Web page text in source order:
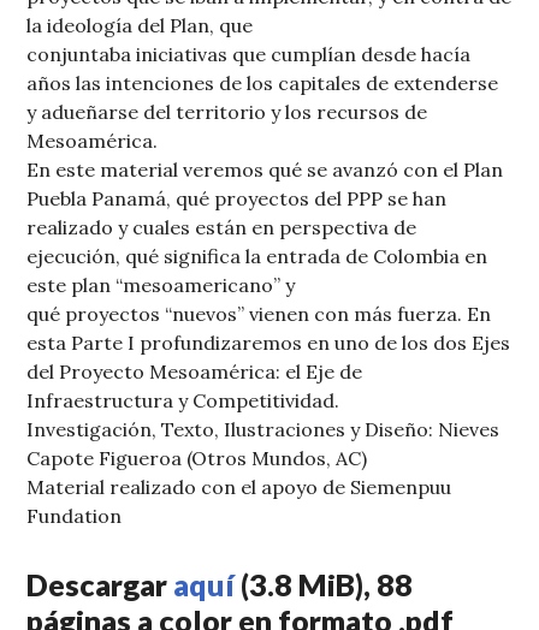
la ideología del Plan, que
conjuntaba iniciativas que cumplían desde hacía
años las intenciones de los capitales de extenderse
y adueñarse del territorio y los recursos de
Mesoamérica.
En este material veremos qué se avanzó con el Plan
Puebla Panamá, qué proyectos del PPP se han
realizado y cuales están en perspectiva de
ejecución, qué significa la entrada de Colombia en
este plan “mesoamericano” y
qué proyectos “nuevos” vienen con más fuerza. En
esta Parte I profundizaremos en uno de los dos Ejes
del Proyecto Mesoamérica: el Eje de
Infraestructura y Competitividad.
Investigación, Texto, Ilustraciones y Diseño: Nieves
Capote Figueroa (Otros Mundos, AC)
Material realizado con el apoyo de Siemenpuu
Fundation
Descargar aquí(3.8 MiB), 88
páginas a color en formato .pdf